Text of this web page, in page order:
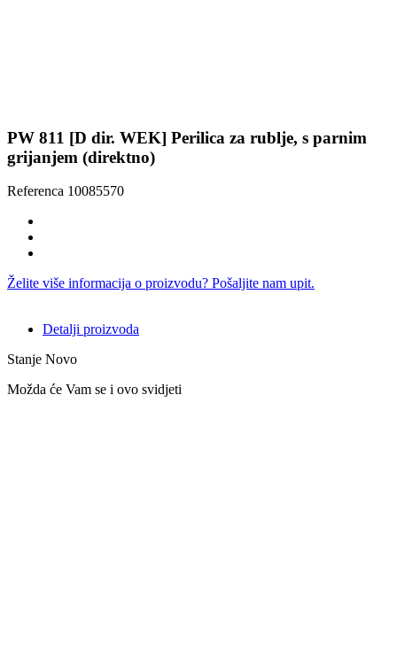
PW 811 [D dir. WEK] Perilica za rublje, s parnim
grijanjem (direktno)
Referenca 10085570
Želite više informacija o proizvodu? Pošaljite nam upit.
Detalji proizvoda
Stanje Novo
Možda će Vam se i ovo svidjeti